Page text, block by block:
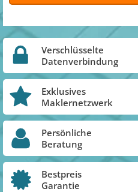
Verschlüsselte
Datenverbindung
Exklusives
Maklernetzwerk
Persönliche
Beratung
Bestpreis
Garantie